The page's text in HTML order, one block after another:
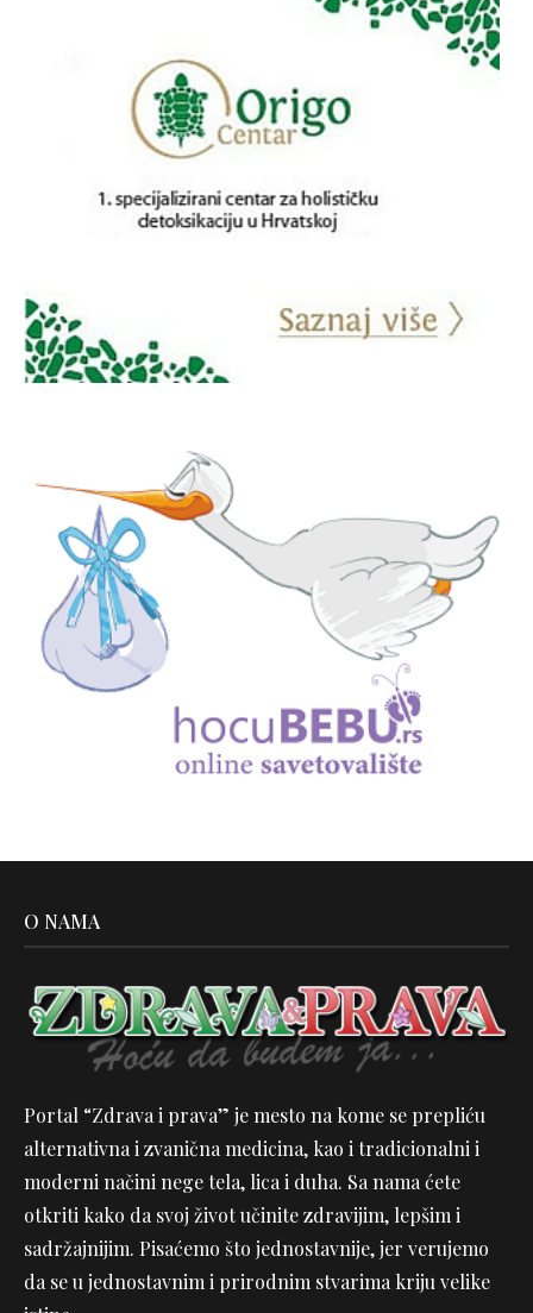
O NAMA
Portal “Zdrava i prava” je mesto na kome se prepliću
alternativna i zvanična medicina, kao i tradicionalni i
moderni načini nege tela, lica i duha. Sa nama ćete
otkriti kako da svoj život učinite zdravijim, lepšim i
sadržajnijim. Pisaćemo što jednostavnije, jer verujemo
da se u jednostavnim i prirodnim stvarima kriju velike